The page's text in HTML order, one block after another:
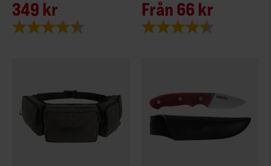
349 kr
Betyg: 4.5 utav 5 stjärnor
Från66 kr
Betyg: